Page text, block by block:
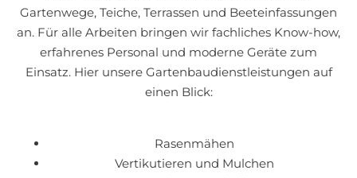
Gartenwege, Teiche, Terrassen und Beeteinfassungen
an. Für alle Arbeiten bringen wir fachliches Know-how,
erfahrenes Personal und moderne Geräte zum
Einsatz. Hier unsere Gartenbaudienstleistungen auf
einen Blick:
Rasenmähen
Vertikutieren und Mulchen